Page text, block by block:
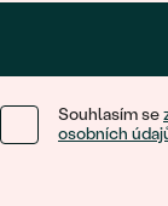
Souhlasím se
osobních